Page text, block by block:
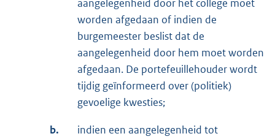
aangelegenheid door het college moet
worden afgedaan of indien de
burgemeester beslist dat de
aangelegenheid door hem moet worden
afgedaan. De portefeuillehouder wordt
tijdig geïnformeerd over (politiek)
gevoelige kwesties;
b.
indien een aangelegenheid tot